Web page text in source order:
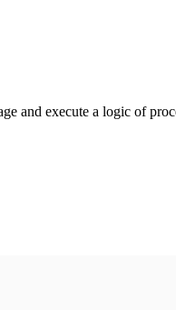
and execute a logic of